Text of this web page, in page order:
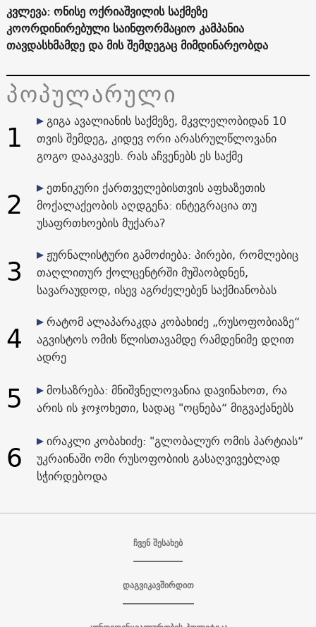
კვლევა: ონისე ოქრიაშვილის საქმეზე
კოორდინირებული საინფორმაციო კამპანია
თავდასხმამდე და მის შემდეგაც მიმდინარეობდა
პოპულარული
1
გიგა ავალიანის საქმეზე, მკვლელობიდან 10
თვის შემდეგ, კიდევ ორი არასრულწლოვანი
გოგო დააკავეს. რას აჩვენებს ეს საქმე
2
ეთნიკური ქართველებისთვის აფხაზეთის
მოქალაქეობის აღდგენა: ინტეგრაცია თუ
უსაფრთხოების მუქარა?
3
ჟურნალისტური გამოძიება: პირები, რომლებიც
თაღლითურ ქოლცენტრში მუშაობდნენ,
სავარაუდოდ, ისევ აგრძელებენ საქმიანობას
4
რატომ ალაპარაკდა კობახიძე „რუსოფობიაზე“
აგვისტოს ომის წლისთავამდე რამდენიმე დღით
ადრე
5
მოსაზრება: მნიშვნელოვანია დავინახოთ, რა
არის ის ჯოჯოხეთი, სადაც "ოცნება“ მიგვაქანებს
6
ირაკლი კობახიძე: "გლობალურ ომის პარტიას“
უკრაინაში ომი რუსოფობიის გასაღვივებლად
სჭირდებოდა
ჩვენ შესახებ
დაგვიკავშირდით